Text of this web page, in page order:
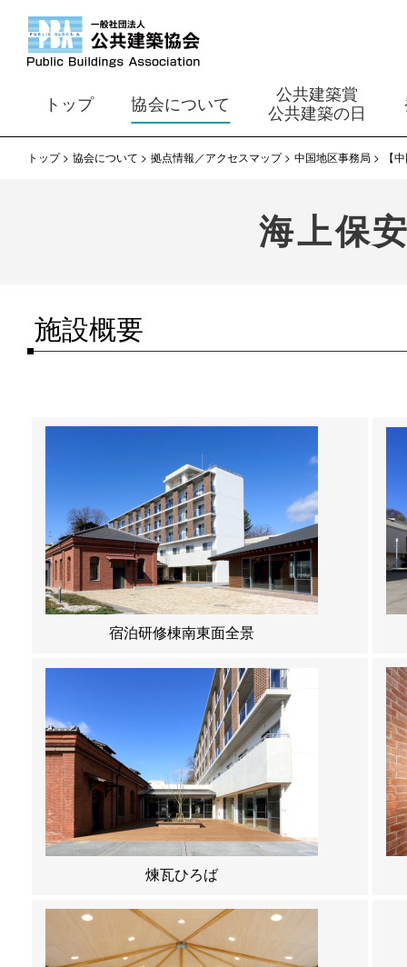
トップ 協会について
公共建築賞
公共建築の日
トップ 協会について 拠点情報／アクセスマップ 中国地区事務局 【
海上保
施設概要
宿泊研修棟南東面全景
煉瓦ひろば